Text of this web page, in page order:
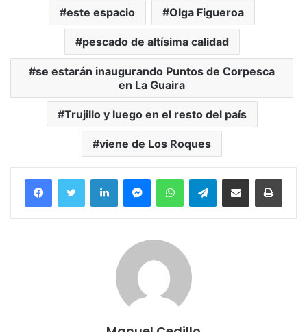
este espacio Olga Figueroa
pescado de altísima calidad
se estarán inaugurando Puntos de Corpesca
en La Guaira
Trujillo y luego en el resto del país
viene de Los Roques
FacebookTwitter LinkedInMessengerWhatsAppTelegramCompartir por correo electrónico